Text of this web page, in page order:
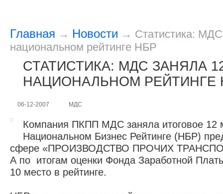
Главная → Новости → Статистика:
национальном рейтинге НБР
СТАТИСТИКА: МДС ЗАНЯЛА
НАЦИОНАЛЬНОМ РЕЙТИНГЕ
06-12-2007 МДС
Компания ПКПП МДС заняла итоговое 12
Национальном Бизнес Рейтинге (НБР)
сфере «ПРОИЗВОДСТВО ПРОЧИХ
А по итогам оценки Фонда Заработной
10 место в рейтинге.